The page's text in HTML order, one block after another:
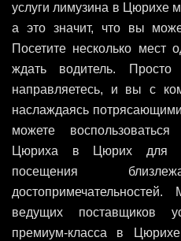
услуги лимузина в Цюрихе
а это значит, что вы
Посетите несколько мест
ждать водитель.
направляетесь, и вы с
наслаждаясь
можете
Цюриха в Цюрих для
посещения
ведущих поставщиков
премиум-класса в